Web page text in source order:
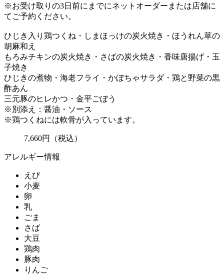
※お受け取りの3日前にまでにネットオーダーまたは店舗に
てご予約ください。
ひじき入り鶏つくね・しまほっけの炭火焼き・ほうれん草の
胡麻和え
もろみチキンの炭火焼き・さばの炭火焼き・香味唐揚げ・玉
子焼き
ひじきの煮物・海老フライ・かぼちゃサラダ・鶏と野菜の黒
酢あん
三元豚のヒレかつ・金平ごぼう
※別添え：醤油・ソース
※鶏つくねには軟骨が入っています。
7,660円 （税込）
アレルギー情報
えび
小麦
卵
乳
ごま
さば
大豆
鶏肉
豚肉
りんご